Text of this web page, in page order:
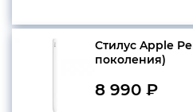
Стилус Apple
поколения)
8 990 ₽